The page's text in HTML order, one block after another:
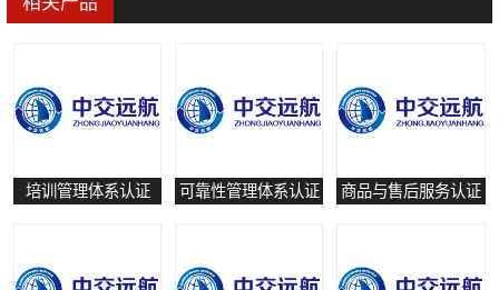
培训管理体系认证 可靠性管理体系认证 商品与售后服务认证